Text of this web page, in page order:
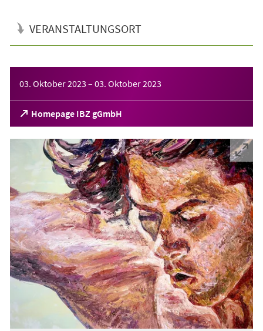
VERANSTALTUNGSORT
03. Oktober 2023 – 03. Oktober 2023
Homepage IBZ gGmbH
(Öffnet
in
einem
neuen